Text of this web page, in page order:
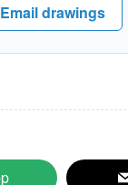
Email drawings